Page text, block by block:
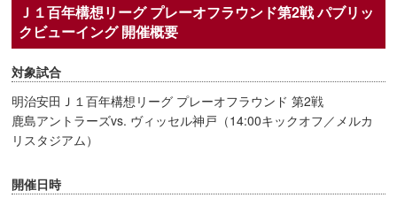
Ｊ１百年構想リーグ プレーオフラウンド第2戦 パブリッ
クビューイング 開催概要
対象試合
明治安田Ｊ１百年構想リーグ プレーオフラウンド 第2戦
鹿島アントラーズvs. ヴィッセル神戸（14:00キックオフ／メルカ
リスタジアム）
開催日時